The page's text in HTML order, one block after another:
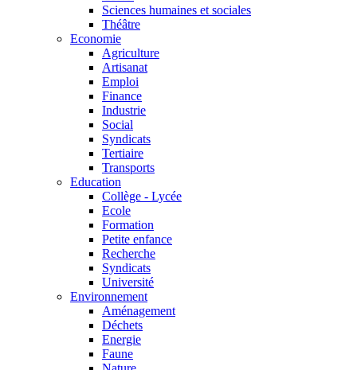
Sciences humaines et sociales
Théâtre
Economie
Agriculture
Artisanat
Emploi
Finance
Industrie
Social
Syndicats
Tertiaire
Transports
Education
Collège - Lycée
Ecole
Formation
Petite enfance
Recherche
Syndicats
Université
Environnement
Aménagement
Déchets
Energie
Faune